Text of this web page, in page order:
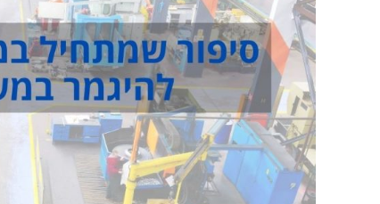
על
משבר
שרשרת
האספקה
הגלובלית